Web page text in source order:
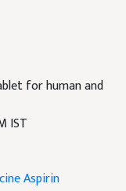
for human and
IST
Aspirin